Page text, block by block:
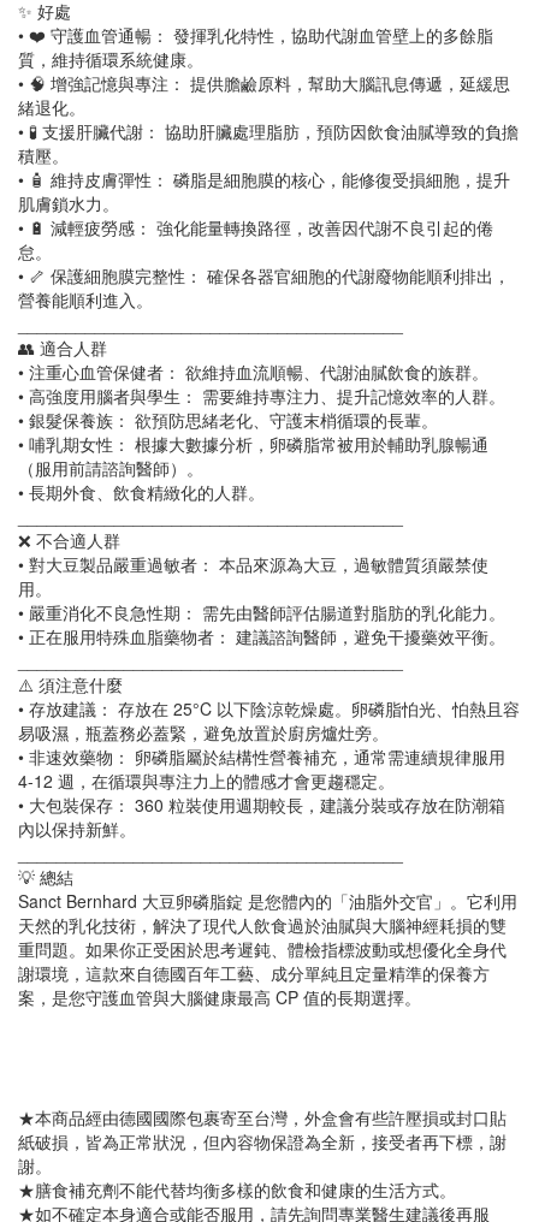
✨ 好處
• ❤️ 守護血管通暢： 發揮乳化特性，協助代謝血管壁上的多餘脂
質，維持循環系統健康。
• 🧠 增強記憶與專注： 提供膽鹼原料，幫助大腦訊息傳遞，延緩思
緒退化。
• 🧪 支援肝臟代謝： 協助肝臟處理脂肪，預防因飲食油膩導致的負擔
積壓。
• 🧴 維持皮膚彈性： 磷脂是細胞膜的核心，能修復受損細胞，提升
肌膚鎖水力。
• 🔋 減輕疲勞感： 強化能量轉換路徑，改善因代謝不良引起的倦
怠。
• 🦴 保護細胞膜完整性： 確保各器官細胞的代謝廢物能順利排出，
營養能順利進入。
👥 適合人群
• 注重心血管保健者： 欲維持血流順暢、代謝油膩飲食的族群。
• 高強度用腦者與學生： 需要維持專注力、提升記憶效率的人群。
• 銀髮保養族： 欲預防思緒老化、守護末梢循環的長輩。
• 哺乳期女性： 根據大數據分析，卵磷脂常被用於輔助乳腺暢通
（服用前請諮詢醫師）。
• 長期外食、飲食精緻化的人群。
❌ 不合適人群
• 對大豆製品嚴重過敏者： 本品來源為大豆，過敏體質須嚴禁使
用。
• 嚴重消化不良急性期： 需先由醫師評估腸道對脂肪的乳化能力。
• 正在服用特殊血脂藥物者： 建議諮詢醫師，避免干擾藥效平衡。
⚠️ 須注意什麼
• 存放建議： 存放在 25°C 以下陰涼乾燥處。卵磷脂怕光、怕熱且容
易吸濕，瓶蓋務必蓋緊，避免放置於廚房爐灶旁。
• 非速效藥物： 卵磷脂屬於結構性營養補充，通常需連續規律服用
4-12 週，在循環與專注力上的體感才會更趨穩定。
• 大包裝保存： 360 粒裝使用週期較長，建議分裝或存放在防潮箱
內以保持新鮮。
💡 總結
Sanct Bernhard 大豆卵磷脂錠 是您體內的「油脂外交官」。它利用
天然的乳化技術，解決了現代人飲食過於油膩與大腦神經耗損的雙
重問題。如果你正受困於思考遲鈍、體檢指標波動或想優化全身代
謝環境，這款來自德國百年工藝、成分單純且定量精準的保養方
案，是您守護血管與大腦健康最高 CP 值的長期選擇。
★本商品經由德國國際包裹寄至台灣，外盒會有些許壓損或封口貼
紙破損，皆為正常狀況，但內容物保證為全新，接受者再下標，謝
謝。
★膳食補充劑不能代替均衡多樣的飲食和健康的生活方式。
★如不確定本身適合或能否服用，請先詢問專業醫生建議後再服